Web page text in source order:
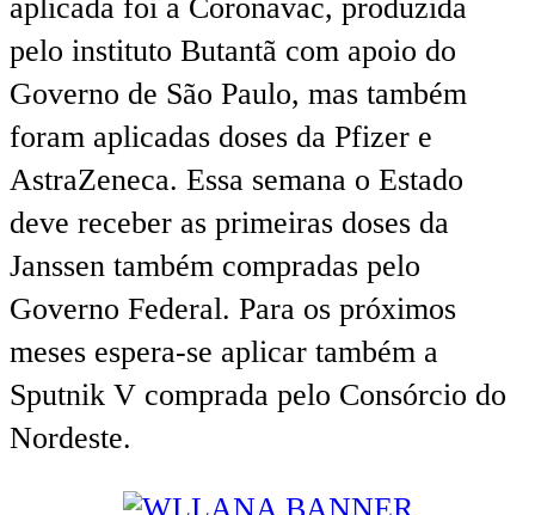
aplicada foi a Coronavac, produzida
pelo instituto Butantã com apoio do
Governo de São Paulo, mas também
foram aplicadas doses da Pfizer e
AstraZeneca. Essa semana o Estado
deve receber as primeiras doses da
Janssen também compradas pelo
Governo Federal. Para os próximos
meses espera-se aplicar também a
Sputnik V comprada pelo Consórcio do
Nordeste.